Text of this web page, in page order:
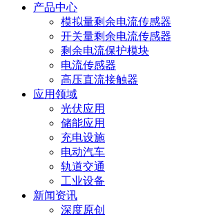
产品中心
模拟量剩余电流传感器
开关量剩余电流传感器
剩余电流保护模块
电流传感器
高压直流接触器
应用领域
光伏应用
储能应用
充电设施
电动汽车
轨道交通
工业设备
新闻资讯
深度原创